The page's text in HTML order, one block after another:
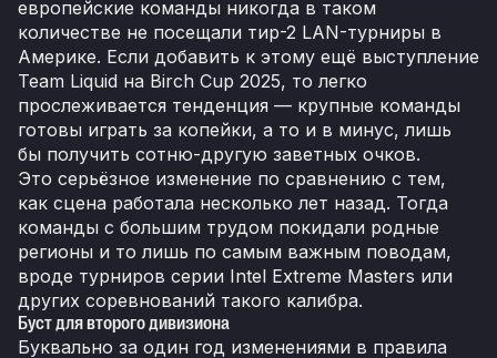
европейские команды никогда в таком
количестве не посещали тир-2 LAN-турниры в
Америке. Если добавить к этому ещё выступление
Team Liquid на Birch Cup 2025, то легко
прослеживается тенденция — крупные команды
готовы играть за копейки, а то и в минус, лишь
бы получить сотню-другую заветных очков.
Это серьёзное изменение по сравнению с тем,
как сцена работала несколько лет назад. Тогда
команды с большим трудом покидали родные
регионы и то лишь по самым важным поводам,
вроде турниров серии Intel Extreme Masters или
других соревнований такого калибра.
Буст для второго дивизиона
Буквально за один год изменениями в правила